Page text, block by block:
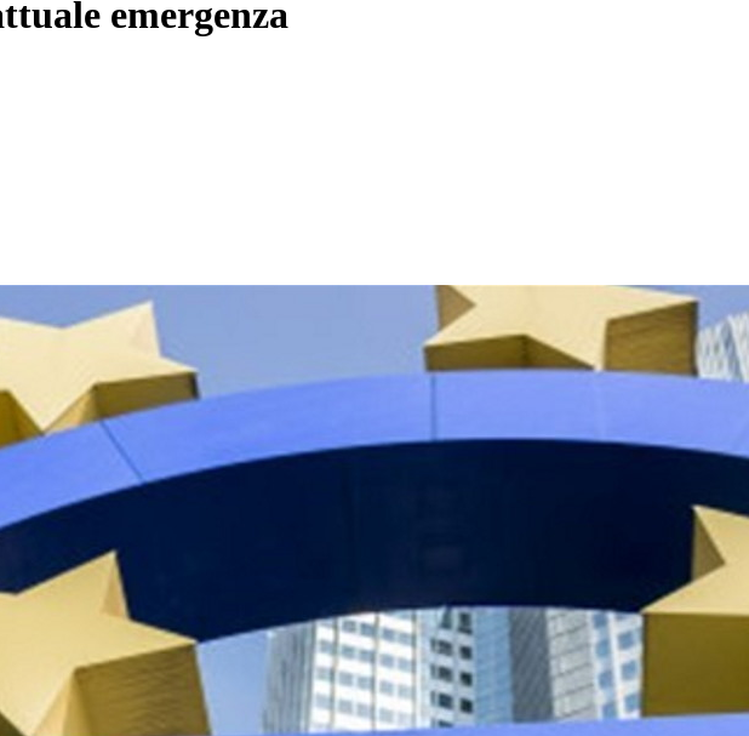
emergenza